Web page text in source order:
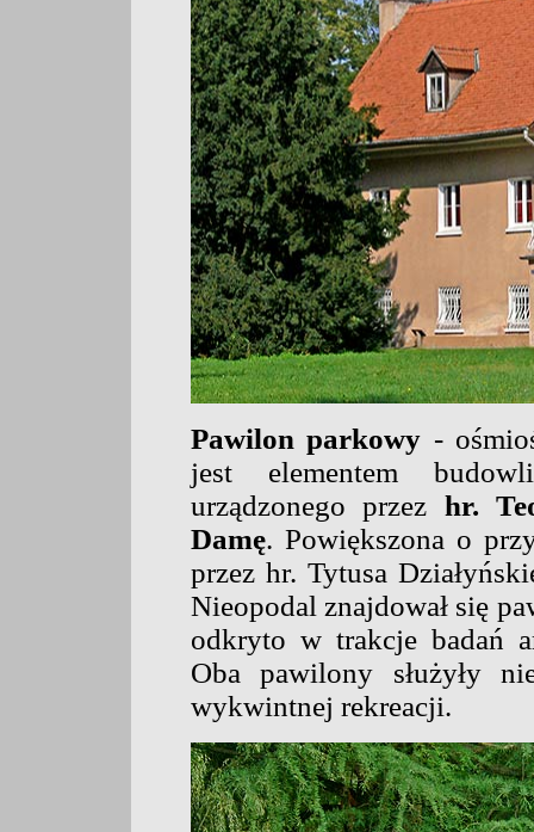
Pawilon parkowy -
jest elementem
urządzonego przez hr.
Damę. Powiększona o
przez hr. Tytusa
Nieopodal znajdował się
odkryto w trakcje badań
Oba pawilony służyły
wykwintnej rekreacji.